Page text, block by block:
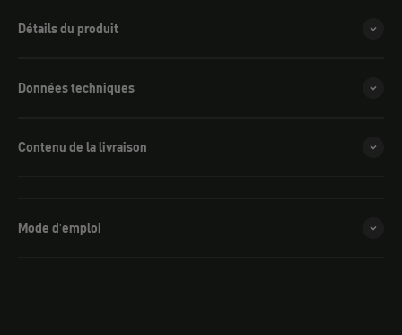
Détails du produit
Données techniques
Contenu de la livraison
Mode d'emploi